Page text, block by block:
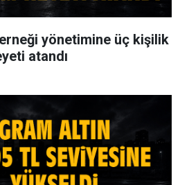
yönetimine üç kişilik
atandı